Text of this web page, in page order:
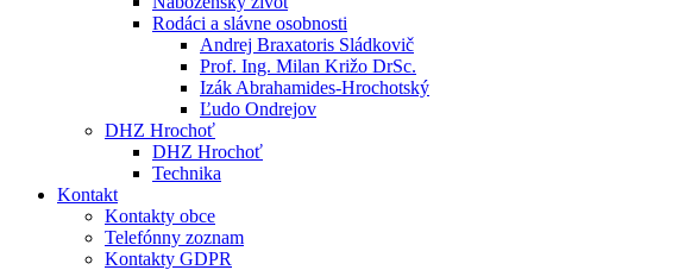
Rodáci a slávne osobnosti
Andrej Braxatoris Sládkovič
Prof. Ing. Milan Križo DrSc.
Izák Abrahamides-Hrochotský
Ľudo Ondrejov
DHZ Hrochoť
DHZ Hrochoť
Technika
Kontakt
Kontakty obce
Telefónny zoznam
Kontakty GDPR